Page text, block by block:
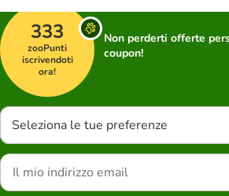
333
zooPunti
iscrivendoti
ora!
Non perderti offerte
coupon!
Seleziona le tue preferenze